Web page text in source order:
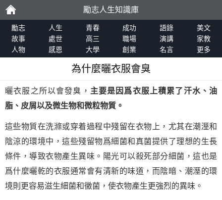
勵
志
勵志人生知識庫
勵志 人生 青春 成功 語錄
美文
故事
處世 高三 職場 演講
家教
人物
感恩 大學 創業 名言 更多
為什麼曬衣服會臭
曬衣服之所以會發臭， 主要是因爲衣服上積累了汗水、油
脂、皮屑以及微生物和微粒物質。
這些物質在洗滌或穿着過程中殘留在衣物上，尤其在潮溼和
陰涼的環境中，這些殘留物爲細菌和真菌提供了理想的生長
條件，導致衣物產生異味。陽光可以殺死部分細菌，這也是
爲什麼曬乾的衣服通常會有清新的味道，而陰暗、潮溼的環
境則更容易滋生細菌和黴菌，使衣物產生更強烈的異味。